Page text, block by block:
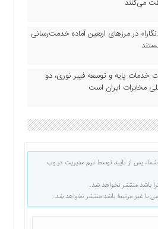
می‌کنند
در مرزهای اربعین آماده خدمت‌رسانی
پایه و توسعه فیبر نوری، دو
مخابرات ایران است
پس از تایید توسط تیم مدیریت در وب
باشد منتشر نخواهد شد.
یا غیر مرتبط باشد منتشر نخواهد شد.